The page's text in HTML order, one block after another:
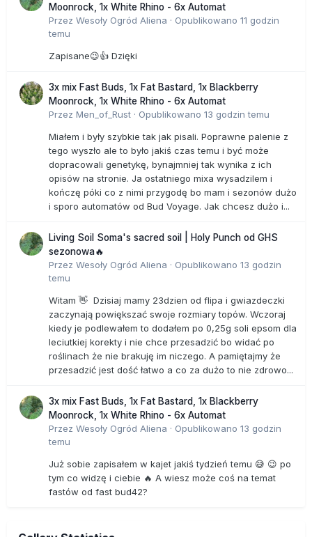
Moonrock, 1x White Rhino - 6x Automat
Przez Wesoły Ogród Aliena · Opublikowano 11 godzin
temu
Zapisane😉👍 Dzięki
3x mix Fast Buds, 1x Fat Bastard, 1x Blackberry
Moonrock, 1x White Rhino - 6x Automat
Przez Men_of_Rust · Opublikowano 13 godzin temu
Miałem i były szybkie tak jak pisali. Poprawne palenie z
tego wyszło ale to było jakiś czas temu i być może
dopracowali genetykę, bynajmniej tak wynika z ich
opisów na stronie. Ja ostatniego mixa wysadzilem i
kończę póki co z nimi przygodę bo mam i sezonów dużo
i sporo automatów od Bud Voyage. Jak chcesz dużo i...
Living Soil Soma's sacred soil | Holy Punch od GHS
sezonowa🔥
Przez Wesoły Ogród Aliena · Opublikowano 13 godzin
temu
Witam 👋 Dzisiaj mamy 23dzien od flipa i gwiazdeczki
zaczynają powiększać swoje rozmiary topów. Wczoraj
kiedy je podlewałem to dodałem po 0,25g soli epsom dla
leciutkiej korekty i nie chce przesadzić bo widać po
roślinach że nie brakuję im niczego. A pamiętajmy że
przesadzić jest dość łatwo a co za dużo to nie zdrowo...
3x mix Fast Buds, 1x Fat Bastard, 1x Blackberry
Moonrock, 1x White Rhino - 6x Automat
Przez Wesoły Ogród Aliena · Opublikowano 13 godzin
temu
Już sobie zapisałem w kajet jakiś tydzień temu 😅 😉 po
tym co widzę i ciebie 🔥 A wiesz może coś na temat
fastów od fast bud42?